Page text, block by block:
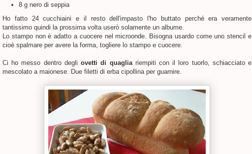
8 g nero di seppia
Ho fatto 24 cucchiaini e il resto dell'impasto l'ho buttato perché era veramente
tantissimo quindi la prossima volta userò solamente un albume.
Lo stampo non è adatto a cuocere nel microonde. Bisogna usardo come uno stencil e
cioè spalmare per avere la forma, togliere lo stampo e cuocere.
Ci ho messo dentro degliovetti di quagliariempiti con il loro tuorlo, schiacciato e
mescolato a maionese. Due filetti di erba cipollina per guarnire.